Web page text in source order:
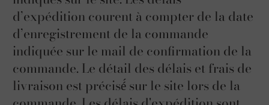
d’expédition courent à compter de la date
d’enregistrement de la commande
indiquée sur le mail de confirmation de la
commande. Le détail des délais et frais de
livraison est précisé́ sur le site lors de la